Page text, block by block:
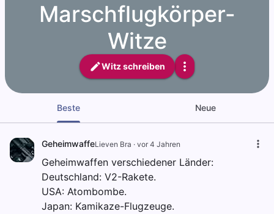
Marschflugkörper-
Witze
Witz schreiben
Beste Neue
GeheimwaffeLieven Bra · vor 4 Jahren
Geheimwaffen verschiedener Länder:
Deutschland: V2-Rakete.
USA: Atombombe.
Japan: Kamikaze-Flugzeuge.